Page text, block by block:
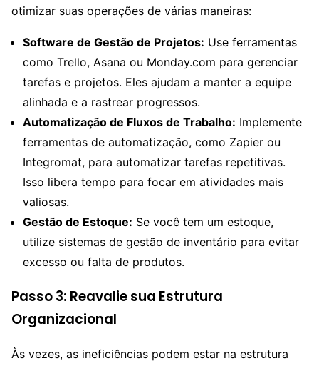
otimizar suas operações de várias maneiras:
Software de Gestão de Projetos: Use ferramentas
como Trello, Asana ou Monday.com para gerenciar
tarefas e projetos. Eles ajudam a manter a equipe
alinhada e a rastrear progressos.
Automatização de Fluxos de Trabalho: Implemente
ferramentas de automatização, como Zapier ou
Integromat, para automatizar tarefas repetitivas.
Isso libera tempo para focar em atividades mais
valiosas.
Gestão de Estoque: Se você tem um estoque,
utilize sistemas de gestão de inventário para evitar
excesso ou falta de produtos.
Passo 3: Reavalie sua Estrutura
Organizacional
Às vezes, as ineficiências podem estar na estrutura